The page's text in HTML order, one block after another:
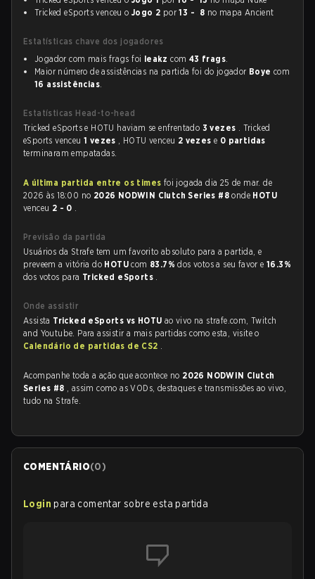
Tricked eSports venceu o Jogo 2 por13 - 8 no mapa Ancient
Estatísticas chave dos jogadores
Jogador com mais frags foi leakz com 43 frags.
Maior número de assistências na partida foi do jogador Boye com
16 assistências.
Estatísticas Head-to-head
Tricked eSports e HOTU haviam se enfrentado 3 vezes . Tricked
eSports venceu1 vezes , HOTU venceu 2 vezese 0 partidas
terminaram empatadas.
A última partida entre os times foi jogada dia 25 de mar. de
2026 às 18:00 no 2026 NODWIN Clutch Series #8onde HOTU
venceu 2 - 0 .
Previsão da partida
Usuários da Strafe tem um favorito absoluto para a partida, e
preveem a vitória do HOTUcom 83.7%dos votos a seu favor e16.3%
dos votos para Tricked eSports .
Onde assistir
Assista Tricked eSports vs HOTU ao vivo na strafe.com, Twitch
and Youtube. Para assistir a mais partidas como esta, visite o
Calendário de partidas de CS2 .
Acompanhe toda a ação que acontece no 2026 NODWIN Clutch
Series #8 , assim como as VODs, destaques e transmissões ao vivo,
tudo na Strafe.
COMENTÁRIO(0)
Login para comentar sobre esta partida